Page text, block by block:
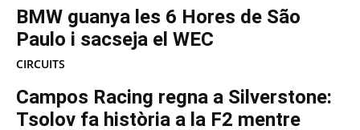
BMW guanya les 6 Hores de São
Paulo i sacseja el WEC
CIRCUITS
Campos Racing regna a Silverstone:
Tsolov fa història a la F2 mentre